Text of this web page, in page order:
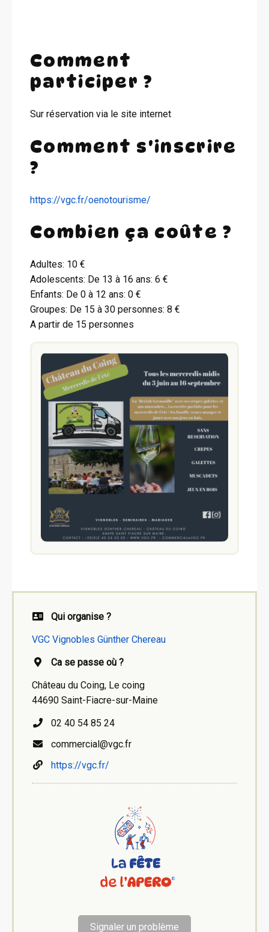
Comment
participer ?
Sur réservation via le site internet
Comment s'inscrire
?
https://vgc.fr/oenotourisme/
Combien ça coûte ?
Adultes: 10 €
Adolescents: De 13 à 16 ans: 6 €
Enfants: De 0 à 12 ans: 0 €
Groupes: De 15 à 30 personnes: 8 €
A partir de 15 personnes
Qui organise ?
VGC Vignobles Günther Chereau
Ca se passe où ?
Château du Coing, Le coing
44690 Saint-Fiacre-sur-Maine
02 40 54 85 24
commercial@vgc.fr
https://vgc.fr/
Signaler un problème